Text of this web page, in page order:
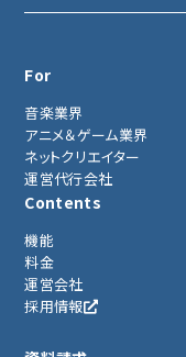
For
音楽業界
アニメ＆ゲーム業界
ネットクリエイター
運営代行会社
Contents
機能
料金
運営会社
採用情報